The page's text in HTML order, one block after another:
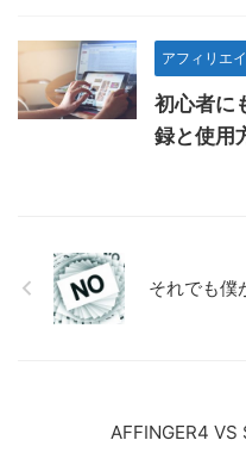
アフィリエ
初心者に
録と使用
それでも僕
AFFINGER4